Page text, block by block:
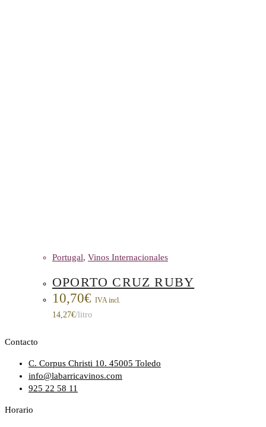
Portugal, Vinos Internacionales
OPORTO CRUZ RUBY
10,70€ IVA incl.
14,27€/litro
Contacto
C. Corpus Christi 10. 45005 Toledo
info@labarricavinos.com
925 22 58 11
Horario